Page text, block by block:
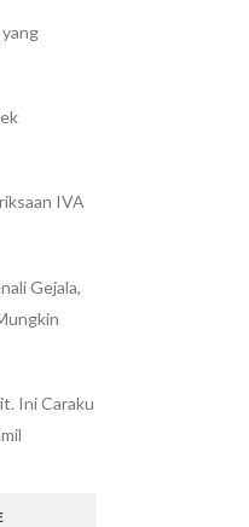
IVA
Gejala,
Ini Caraku